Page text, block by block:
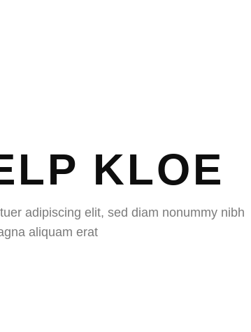
KLOE
adipiscing elit, sed diam nonummy nibh
aliquam erat